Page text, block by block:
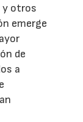
y otros
emerge
de
a